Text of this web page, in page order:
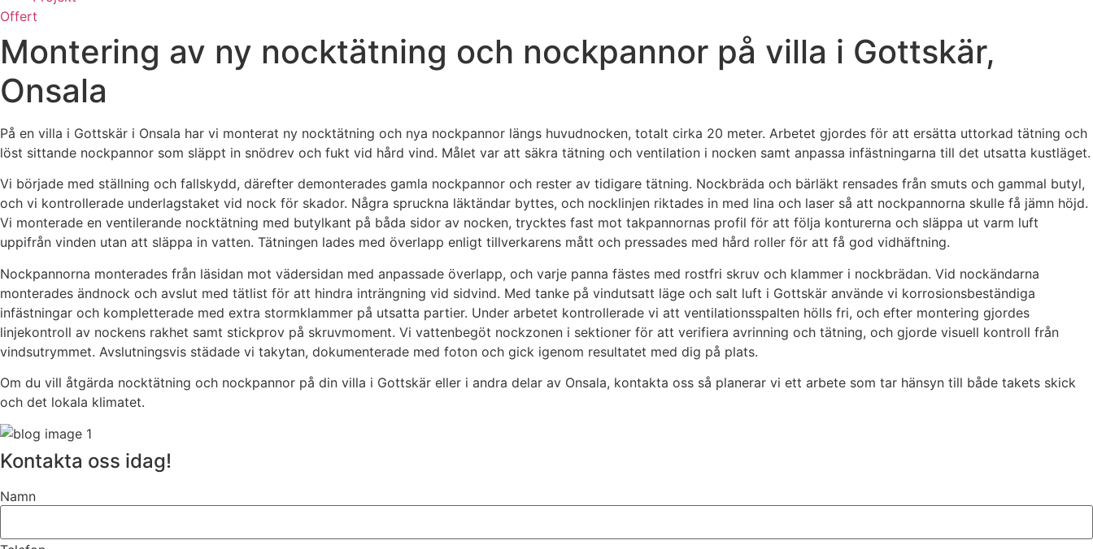
Offert
Montering av ny nocktätning och nockpannor på villa i Gottskär,
Onsala
På en villa i Gottskär i Onsala har vi monterat ny nocktätning och nya nockpannor längs huvudnocken, totalt cirka 20 meter. Arbetet gjordes för att ersätta uttorkad tätning och
löst sittande nockpannor som släppt in snödrev och fukt vid hård vind. Målet var att säkra tätning och ventilation i nocken samt anpassa infästningarna till det utsatta kustläget.
Vi började med ställning och fallskydd, därefter demonterades gamla nockpannor och rester av tidigare tätning. Nockbräda och bärläkt rensades från smuts och gammal butyl,
och vi kontrollerade underlagstaket vid nock för skador. Några spruckna läktändar byttes, och nocklinjen riktades in med lina och laser så att nockpannorna skulle få jämn höjd.
Vi monterade en ventilerande nocktätning med butylkant på båda sidor av nocken, trycktes fast mot takpannornas profil för att följa konturerna och släppa ut varm luft
uppifrån vinden utan att släppa in vatten. Tätningen lades med överlapp enligt tillverkarens mått och pressades med hård roller för att få god vidhäftning.
Nockpannorna monterades från läsidan mot vädersidan med anpassade överlapp, och varje panna fästes med rostfri skruv och klammer i nockbrädan. Vid nockändarna
monterades ändnock och avslut med tätlist för att hindra inträngning vid sidvind. Med tanke på vindutsatt läge och salt luft i Gottskär använde vi korrosionsbeständiga
infästningar och kompletterade med extra stormklammer på utsatta partier. Under arbetet kontrollerade vi att ventilationsspalten hölls fri, och efter montering gjordes
linjekontroll av nockens rakhet samt stickprov på skruvmoment. Vi vattenbegöt nockzonen i sektioner för att verifiera avrinning och tätning, och gjorde visuell kontroll från
vindsutrymmet. Avslutningsvis städade vi takytan, dokumenterade med foton och gick igenom resultatet med dig på plats.
Om du vill åtgärda nocktätning och nockpannor på din villa i Gottskär eller i andra delar av Onsala, kontakta oss så planerar vi ett arbete som tar hänsyn till både takets skick
och det lokala klimatet.
Kontakta oss idag!
Namn